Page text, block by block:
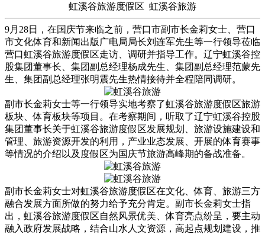
虹溪谷旅游度假区 虹溪谷旅游
9月28日，在国庆节来临之前，营口市副市长金莉女士、营口
市文化体育和新闻出版广电局局长刘连军先生等一行领导莅临
营口虹溪谷旅游度假区走访、调研并指导工作。辽宁虹溪谷控
股集团董事长、集团副总经理杨成先生、集团副总经理范蒙先
生、集团副总经理张明震先生热情接待并全程陪同调研。
副市长金莉女士等一行领导实地考察了虹溪谷旅游度假区旅游
板块、体育板块等项目。在考察期间，听取了辽宁虹溪谷控股
集团董事长关于虹溪谷旅游度假区发展规划、旅游设施建设和
管理、旅游资源开发的利用，产业业态发展、开展的体育赛事
等情况的介绍以及度假区为国庆节旅游高峰期的备战准备。
副市长金莉女士对虹溪谷旅游度假区在文化、体育、旅游三方
融合发展方面所做的努力给予充分肯定。副市长金莉女士指
出，虹溪谷旅游度假区自然风景优美、体育亮点纷呈，要主动
融入政府发展战略，结合山水人文资源，高起点规划建设，推